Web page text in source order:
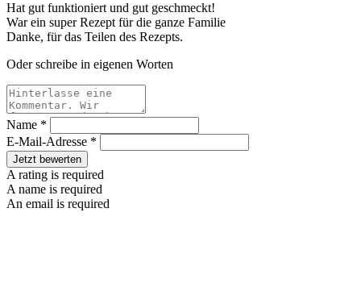
Hat gut funktioniert und gut geschmeckt!
War ein super Rezept für die ganze Familie
Danke, für das Teilen des Rezepts.
Oder schreibe in eigenen Worten
Name *
E-Mail-Adresse *
Jetzt bewerten
A rating is required
A name is required
An email is required